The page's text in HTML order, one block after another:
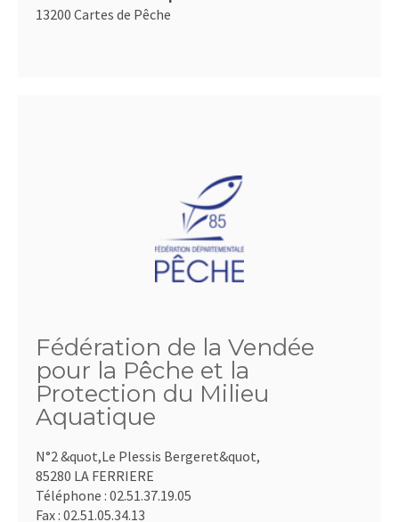
13200 Cartes de Pêche
Fédération de la Vendée
pour la Pêche et la
Protection du Milieu
Aquatique
N°2 &quot,Le Plessis Bergeret&quot,
85280 LA FERRIERE
Téléphone : 02.51.37.19.05
Fax : 02.51.05.34.13